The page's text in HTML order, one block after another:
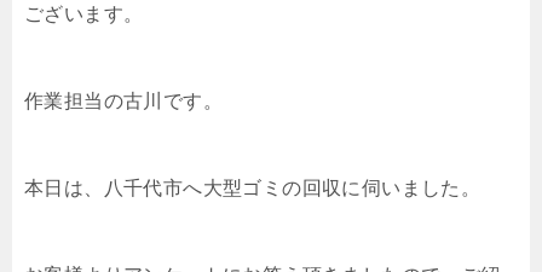
ございます。
作業担当の古川です。
本日は、八千代市へ大型ゴミの回収に伺いました。